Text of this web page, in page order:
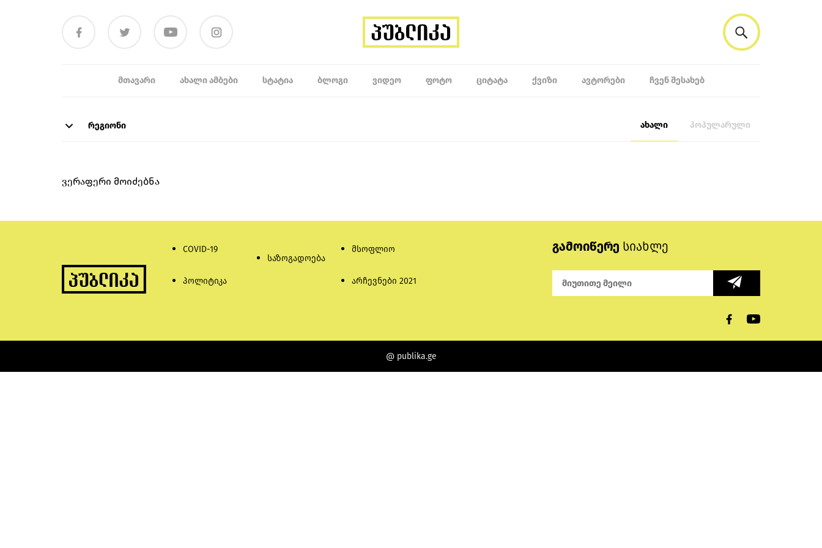
ᲛᲗᲐᲕᲐᲠᲘ ᲐᲮᲐᲚᲘ ᲐᲛᲑᲔᲑᲘ ᲡᲢᲐᲢᲘᲐ ᲑᲚᲝᲒᲘ ᲕᲘᲓᲔᲝ ᲤᲝᲢᲝ ᲪᲘᲢᲐᲢᲐ ᲥᲕᲘᲖᲘ ᲐᲕᲢᲝᲠᲔᲑᲘ ᲩᲕᲔᲜ ᲨᲔᲡᲐᲮᲔᲑ
რეგიონი ახალი პოპულარული
ვერაფერი მოიძებნა
COVID-19
პოლიტიკა
საზოგადოება
მსოფლიო
არჩევნები 2021
გამოიწერე სიახლე
@ publika.ge